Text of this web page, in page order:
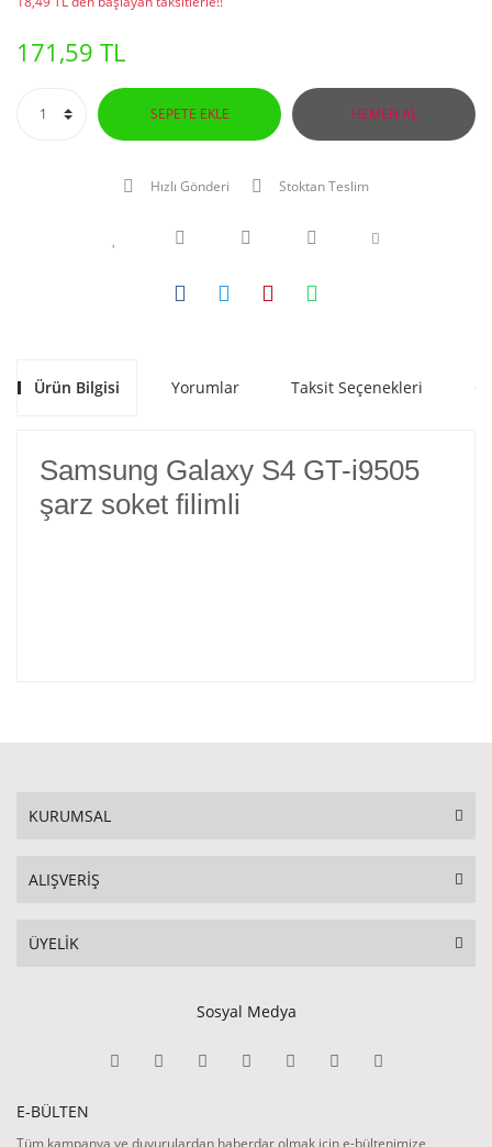
171,59 TL
SEPETE EKLE HEMEN AL
Hızlı Gönderi Stoktan Teslim
Ürün Bilgisi Yorumlar Taksit Seçenekleri
Samsung Galaxy S4 GT-i9505
şarz soket filimli
KURUMSAL
ALIŞVERİŞ
ÜYELİK
Sosyal Medya
E-BÜLTEN
Tüm kampanya ve duyurulardan haberdar olmak için e-bültenimize